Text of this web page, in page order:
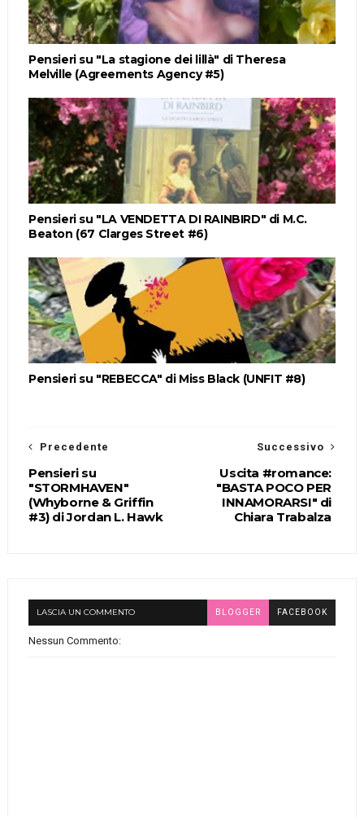
Pensieri su "La stagione dei lillà" di Theresa
Melville (Agreements Agency #5)
Pensieri su "LA VENDETTA DI RAINBIRD" di M.C.
Beaton (67 Clarges Street #6)
Pensieri su "REBECCA" di Miss Black (UNFIT #8)
Successivo
Uscita #romance:
"BASTA POCO PER
INNAMORARSI" di
Chiara Trabalza
Precedente
Pensieri su
"STORMHAVEN"
(Whyborne & Griffin
#3) di Jordan L. Hawk
LASCIA UN COMMENTO BLOGGER FACEBOOK
Nessun Commento: